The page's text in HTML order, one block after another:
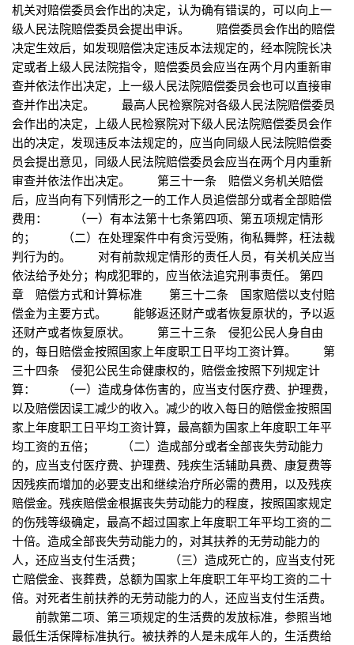
机关对赔偿委员会作出的决定，认为确有错误的，可以向上一
级人民法院赔偿委员会提出申诉。 赔偿委员会作出的赔偿
决定生效后，如发现赔偿决定违反本法规定的，经本院院长决
定或者上级人民法院指令，赔偿委员会应当在两个月内重新审
查并依法作出决定，上一级人民法院赔偿委员会也可以直接审
查并作出决定。 最高人民检察院对各级人民法院赔偿委员
会作出的决定，上级人民检察院对下级人民法院赔偿委员会作
出的决定，发现违反本法规定的，应当向同级人民法院赔偿委
员会提出意见，同级人民法院赔偿委员会应当在两个月内重新
审查并依法作出决定。 第三十一条 赔偿义务机关赔偿
后，应当向有下列情形之一的工作人员追偿部分或者全部赔偿
费用： （一）有本法第十七条第四项、第五项规定情形
的； （二）在处理案件中有贪污受贿，徇私舞弊，枉法裁
判行为的。 对有前款规定情形的责任人员，有关机关应当
依法给予处分；构成犯罪的，应当依法追究刑事责任。 第四
章 赔偿方式和计算标准 第三十二条 国家赔偿以支付赔
偿金为主要方式。 能够返还财产或者恢复原状的，予以返
还财产或者恢复原状。 第三十三条 侵犯公民人身自由
的，每日赔偿金按照国家上年度职工日平均工资计算。 第
三十四条 侵犯公民生命健康权的，赔偿金按照下列规定计
算： （一）造成身体伤害的，应当支付医疗费、护理费，
以及赔偿因误工减少的收入。减少的收入每日的赔偿金按照国
家上年度职工日平均工资计算，最高额为国家上年度职工年平
均工资的五倍； （二）造成部分或者全部丧失劳动能力
的，应当支付医疗费、护理费、残疾生活辅助具费、康复费等
因残疾而增加的必要支出和继续治疗所必需的费用，以及残疾
赔偿金。残疾赔偿金根据丧失劳动能力的程度，按照国家规定
的伤残等级确定，最高不超过国家上年度职工年平均工资的二
十倍。造成全部丧失劳动能力的，对其扶养的无劳动能力的
人，还应当支付生活费； （三）造成死亡的，应当支付死
亡赔偿金、丧葬费，总额为国家上年度职工年平均工资的二十
倍。对死者生前扶养的无劳动能力的人，还应当支付生活费。
前款第二项、第三项规定的生活费的发放标准，参照当地
最低生活保障标准执行。被扶养的人是未成年人的，生活费给